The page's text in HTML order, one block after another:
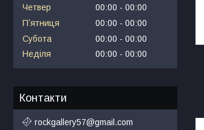
Четвер
00:00
00:00
Пʼятниця
00:00
00:00
Субота
00:00
00:00
Неділя
00:00 00:00
Контакти
rockgallery57@gmail.com